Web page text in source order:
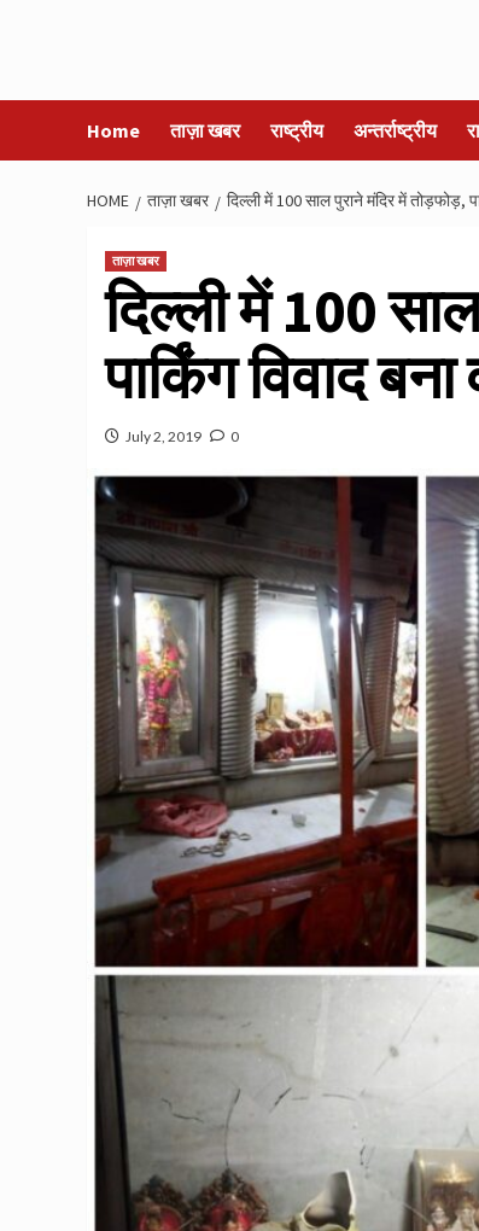
Home ताज़ा खबर राष्ट्रीय अन्तर्राष्ट्रीय
HOME ताज़ा खबर दिल्ली में 100 साल पुराने मंदिर में तोड़फोड़,
ताज़ा खबर
दिल्ली में 100
पार्किंग विवाद
July 2, 2019 0